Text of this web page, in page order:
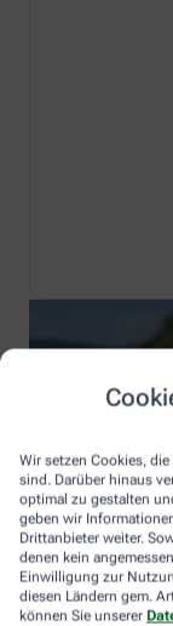
Wir setzen Cookies,
sind. Darüber hinaus
optimal zu gestalten
geben wir
Drittanbieter weiter.
denen kein
Einwilligung zur
diesen Ländern gem.
können Sie unserer